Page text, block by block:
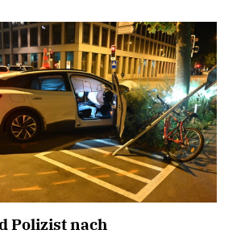
Polizist nach